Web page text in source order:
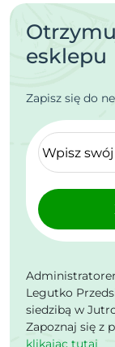
esklepu
Zapisz się do
Legutko
siedzibą w
Zapoznaj się z
klikając tutaj